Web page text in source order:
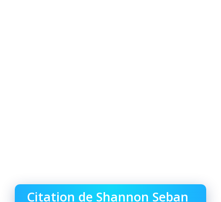
Citation de Shannon Seban